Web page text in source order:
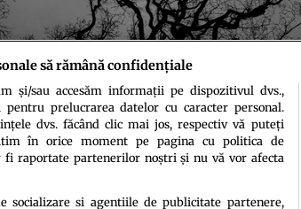
CC BY-SA 3.0
să rămână confidențiale
și/sau accesăm informații pe dispozitivul dvs.,
prelucrarea datelor cu caracter personal.
dvs. făcând clic mai jos, respectiv vă puteți
în orice moment pe pagina cu politica de
fi raportate partenerilor noștri și nu vă vor afecta
socializare si agentiile de publicitate partenere,